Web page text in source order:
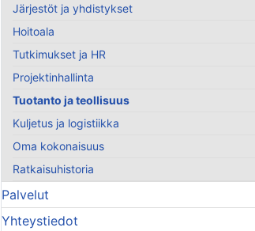
Järjestöt ja yhdistykset
Hoitoala
Tutkimukset ja HR
Projektinhallinta
Tuotanto ja teollisuus
Kuljetus ja logistiikka
Oma kokonaisuus
Ratkaisuhistoria
Palvelut
Yhteystiedot